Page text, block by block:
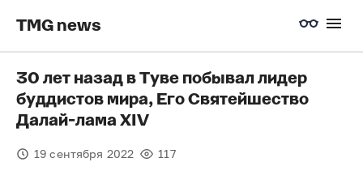
TMG news
30 лет назад в Туве побывал лидер
буддистов мира, Его Святейшество
Далай-лама XIV
19 сентября 2022 117